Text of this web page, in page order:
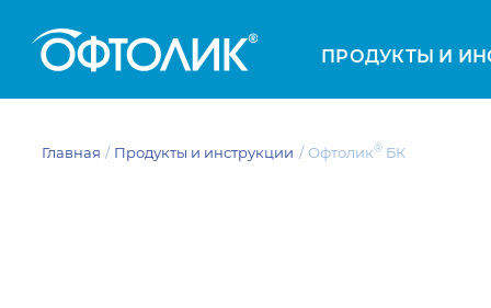
ПРОДУКТЫ И
Главная Продукты и инструкции Офтолик® БК